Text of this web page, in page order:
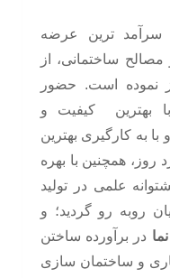
سرآمد ترین عرضه
ساختمانی، از
آغاز نموده است. حضور
با بهترین کیفیت‌ و
با به کارگیری بهترین
روز، همچنین با بهره
علمی در تولید
روبه رو گردید؛ و
در برآورده ساختن
و ساختمان سازی